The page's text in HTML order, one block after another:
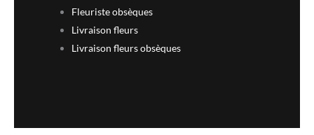
Fleuriste obsèques
Livraison fleurs
Livraison fleurs obsèques